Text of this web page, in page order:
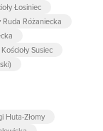
Łosiniec
Ruda Różaniecka
Kościoły Susiec
Huta-Złomy